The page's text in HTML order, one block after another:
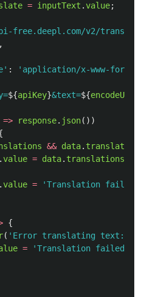
= inputText .value;
free.deepl.com/v2/translate
,
' : ' application/x-www-form-
${apiKey}&text=${
=> response. json())
&& data. translations
.value = data. translations
.value = 'Translation failed.
{
( ' Error translating text:
= 'Translation failed.